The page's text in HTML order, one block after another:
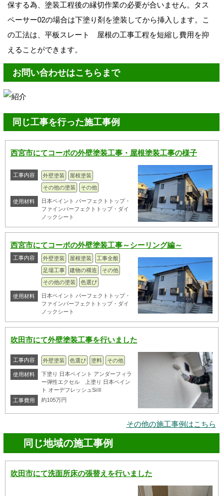
保する為、塗装工程後の縁切作業の必要が合いません。タス
ペーサー02の場合は下塗り剤を塗装してから挿入します。こ
の工法は、平板スレート 屋根の工事工程を短縮し費用を抑
えることができます。
お問い合わせはこちらまで
同じ工事を行った施工事例
西宮市にてコーポの外壁塗装工事・屋根塗装工事の様子
工事内容 外壁塗装
屋根塗装
その他の塗装
その他
使用材料
日本ペイント パーフェクトトップ・
ファインパーフェクトトップ・ダイ
ノックシート
西宮市にてコーポの外壁塗装工事～シーリング編～
工事内容 外壁塗装 屋根塗装
工事全般
足場工事
建物の構造
その他
その他の塗装
色選び
使用材料
日本ペイント パーフェクトトップ・
ファインパーフェクトトップ・ダイ
ノックシート
吹田市にて外壁塗装工事を行いました
工事内容 外壁塗装 色選び 塗料 その他
使用材料
下塗り 日本ペイント アンダーフィラ
ー弾性エクセル 上塗り 日本ペイン
ト オーデフレッシュSiⅢ
工事費用
約105万円
その他の施工事例はこちら
同じ地域の施工事例
吹田市にて洗面所床の張替えを行いました